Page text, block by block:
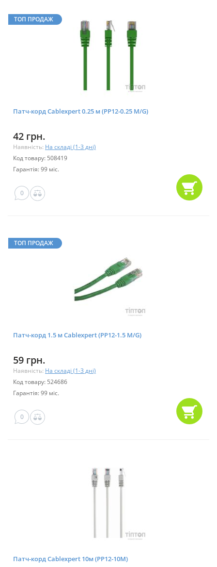
ТОП ПРОДАЖ
Патч-корд Cablexpert 0.25 м (PP12-0.25 M/G)
42 грн.
Наявність: На складі (1-3 дні)
Код товару: 508419
Гарантія: 99 міс.
0
ТОП ПРОДАЖ
Патч-корд 1.5 м Cablexpert (PP12-1.5 M/G)
59 грн.
Наявність: На складі (1-3 дні)
Код товару: 524686
Гарантія: 99 міс.
0
Патч-корд Cablexpert 10м (PP12-10M)